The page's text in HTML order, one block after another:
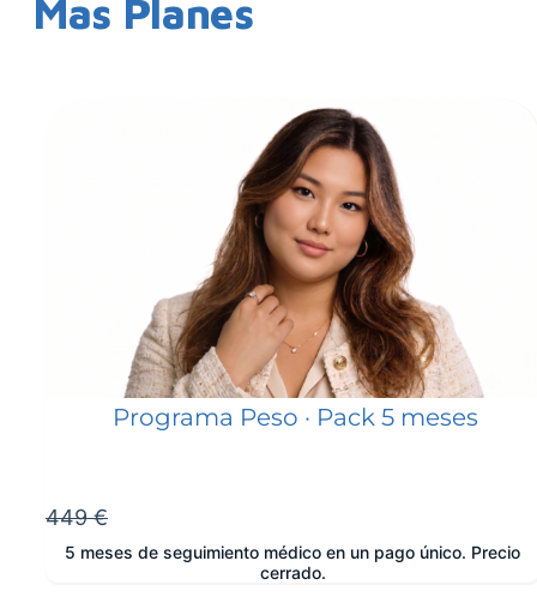
Mas Planes
Programa Peso · Pack 5 meses
449 €
5 meses de seguimiento médico en un pago único. Precio
cerrado.